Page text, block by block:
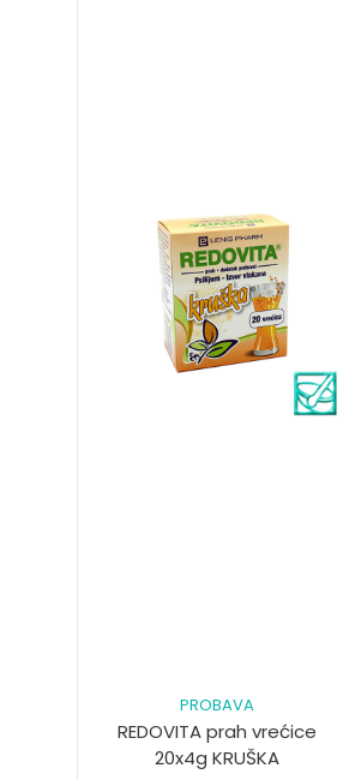
PROBAVA
REDOVITA prah vrećice
20x4g KRUŠKA